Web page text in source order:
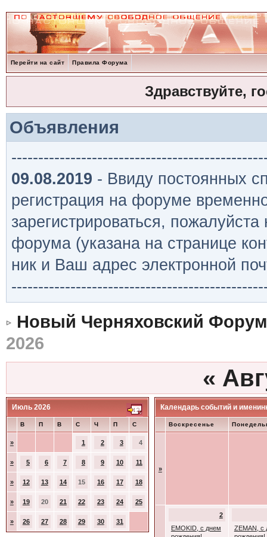
Перейти на сайт Правила Форума
Здравствуйте,
Объявления
09.08.2019 - Ввиду постоянных
регистрация на форуме
зарегистрироваться,
форума (указана на странице
ник и Ваш адрес электронной
Новый Черняховский Форум
2026
«
Июль 2026
В П В С Ч П С
» 1 2 3 4
» 5 6 7 8 9 10 11
» 12 13 14 15 16 17 18
» 19 20 21 22 23 24 25
» 26 27 28 29 30 31
Календарь событий и
Воскресенье
»
2
EMOKID, с днем
ZEMAN, с